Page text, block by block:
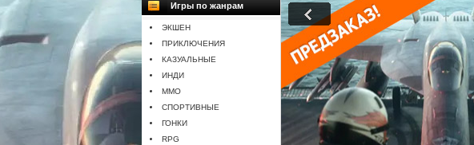
Игры по жанрам
ЭКШЕН
ПРИКЛЮЧЕНИЯ
КАЗУАЛЬНЫЕ
ИНДИ
MMO
СПОРТИВНЫЕ
ГОНКИ
RPG